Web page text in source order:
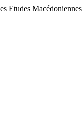
Etudes